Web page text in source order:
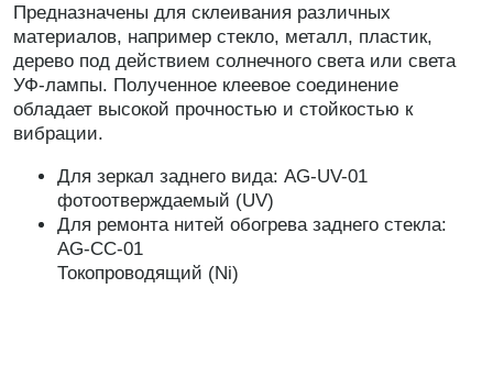
Предназначены для склеивания различных
материалов, например стекло, металл, пластик,
дерево под действием солнечного света или света
УФ-лампы. Полученное клеевое соединение
обладает высокой прочностью и стойкостью к
вибрации.
Для зеркал заднего вида: AG-UV-01
фотоотверждаемый (UV)
Для ремонта нитей обогрева заднего стекла:
AG-CC-01
Токопроводящий (Ni)